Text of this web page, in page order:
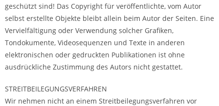
geschützt sind! Das Copyright für veröffentlichte, vom Autor
selbst erstellte Objekte bleibt allein beim Autor der Seiten. Eine
Vervielfältigung oder Verwendung solcher Grafiken,
Tondokumente, Videosequenzen und Texte in anderen
elektronischen oder gedruckten Publikationen ist ohne
ausdrückliche Zustimmung des Autors nicht gestattet.
STREITBEILEGUNGSVERFAHREN
Wir nehmen nicht an einem Streitbeilegungsverfahren vor